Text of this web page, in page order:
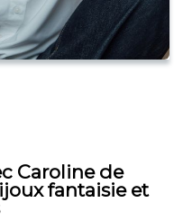
Caroline de
fantaisie et